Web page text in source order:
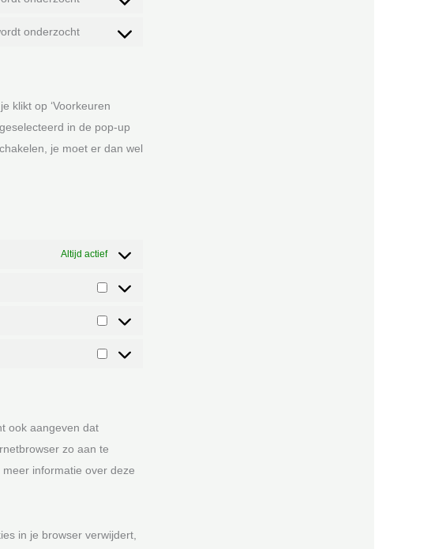
onderzocht
klikt op ‘Voorkeuren
in de pop-up
je moet er dan wel
Altijd actief
ook aangeven dat
zo aan te
informatie over deze
in je browser verwijdert,